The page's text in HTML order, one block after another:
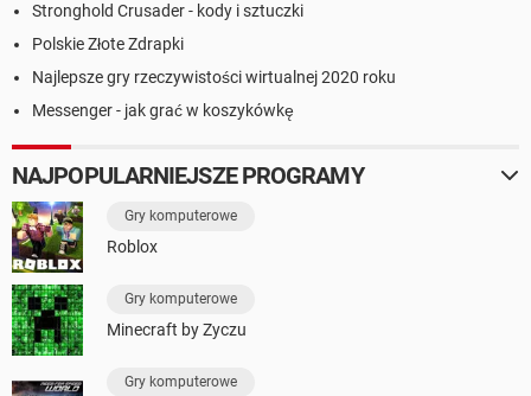
Stronghold Crusader - kody i sztuczki
Polskie Złote Zdrapki
Najlepsze gry rzeczywistości wirtualnej 2020 roku
Messenger - jak grać w koszykówkę
NAJPOPULARNIEJSZE PROGRAMY
Gry komputerowe
Roblox
Gry komputerowe
Minecraft by Zyczu
Gry komputerowe